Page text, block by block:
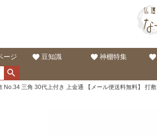
ージ 豆知識 神棚特集
No.34 三角 30代上付き 上金通 【メール便送料無料】 打敷